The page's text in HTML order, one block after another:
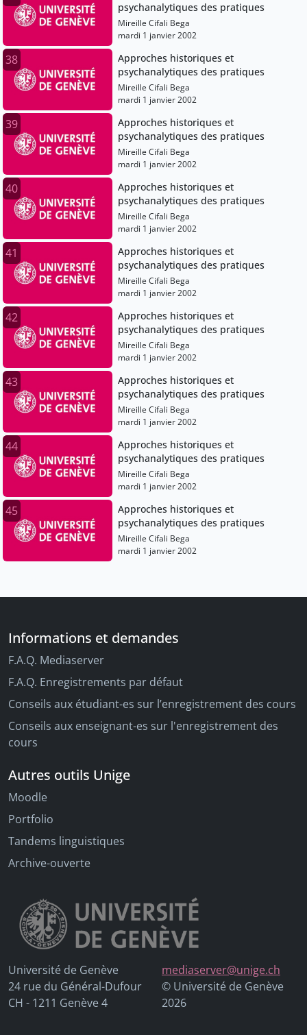
psychanalytiques des pratiques
Mireille Cifali Bega
mardi 1 janvier 2002
38
Approches historiques et
psychanalytiques des pratiques
Mireille Cifali Bega
mardi 1 janvier 2002
39
Approches historiques et
psychanalytiques des pratiques
Mireille Cifali Bega
mardi 1 janvier 2002
40
Approches historiques et
psychanalytiques des pratiques
Mireille Cifali Bega
mardi 1 janvier 2002
41
Approches historiques et
psychanalytiques des pratiques
Mireille Cifali Bega
mardi 1 janvier 2002
42
Approches historiques et
psychanalytiques des pratiques
Mireille Cifali Bega
mardi 1 janvier 2002
43
Approches historiques et
psychanalytiques des pratiques
Mireille Cifali Bega
mardi 1 janvier 2002
44
Approches historiques et
psychanalytiques des pratiques
Mireille Cifali Bega
mardi 1 janvier 2002
45
Approches historiques et
psychanalytiques des pratiques
Mireille Cifali Bega
mardi 1 janvier 2002
Informations et demandes
F.A.Q. Mediaserver
F.A.Q. Enregistrements par défaut
Conseils aux étudiant-es sur l’enregistrement des cours
Conseils aux enseignant-es sur l'enregistrement des
cours
Autres outils Unige
Moodle
Portfolio
Tandems linguistiques
Archive-ouverte
Université de Genève
24 rue du Général-Dufour
CH - 1211 Genève 4
mediaserver@unige.ch
© Université de Genève
2026